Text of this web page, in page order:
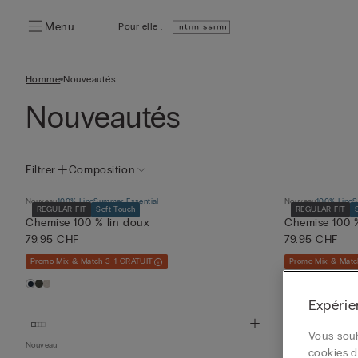
Menu Pour elle :
Homme Nouveautés
Nouveautés
Filtrer Composition
REGULAR FIT Soft Touch
Nouveau100% LinoSummer Essential
Chemise 100 % lin doux
79.95 CHF
Promo Mix & Match 3+1 GRATUIT
REGULAR FIT
Nouveau100% Lino
Chemise 100
79.95 CHF
Promo Mix &
Nouveau
Vous
cookies